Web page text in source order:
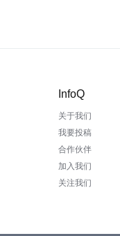
InfoQ
关于我们
我要投稿
合作伙伴
加入我们
关注我们